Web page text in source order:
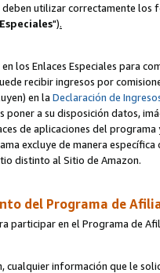
deben utilizar correctamente los
Especiales").
los Enlaces Especiales para
recibir ingresos por
en la Declaración de
poner a su disposición datos,
de aplicaciones del
excluye de manera
distinto al Sitio de Amazon.
del Programa de
participar en el Programa de
cualquier información que le